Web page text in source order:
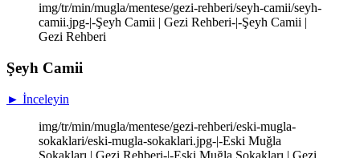
img/tr/min/mugla/mentese/gezi-rehberi/seyh-camii/seyh-
camii.jpg-|-Şeyh Camii | Gezi Rehberi-|-Şeyh Camii |
Gezi Rehberi
Şeyh Camii
► İnceleyin
img/tr/min/mugla/mentese/gezi-rehberi/eski-mugla-
sokaklari/eski-mugla-sokaklari.jpg-|-Eski Muğla
Sokakları | Gezi Rehberi-|-Eski Muğla Sokakları | Gezi